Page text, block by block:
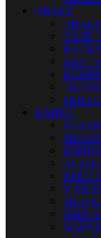
OBALY
CASE,
KRYTY
KÁBLE
Y
MIDI
DMX